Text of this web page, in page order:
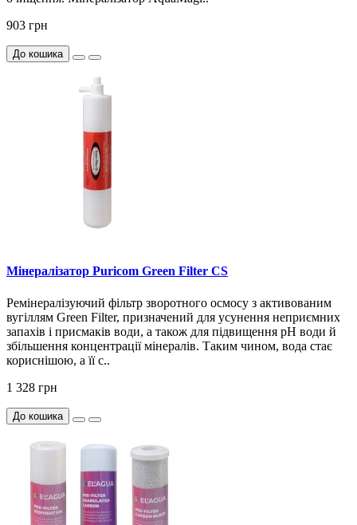
903 грн
До кошика
Мінералізатор Puricom Green Filter CS
Ремінералізуючий фільтр зворотного осмосу з активованим
вугіллям Green Filter, призначений для усунення неприємних
запахів і присмаків води, а також для підвищення pH води й
збільшення концентрації мінералів. Таким чином, вода стає
кориснішою, а її с..
1 328 грн
До кошика